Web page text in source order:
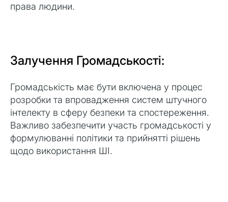
права людини.
Залучення Громадськості:
Громадськість має бути включена у процес
розробки та впровадження систем штучного
інтелекту в сферу безпеки та спостереження.
Важливо забезпечити участь громадськості у
формулюванні політики та прийнятті рішень
щодо використання ШІ.